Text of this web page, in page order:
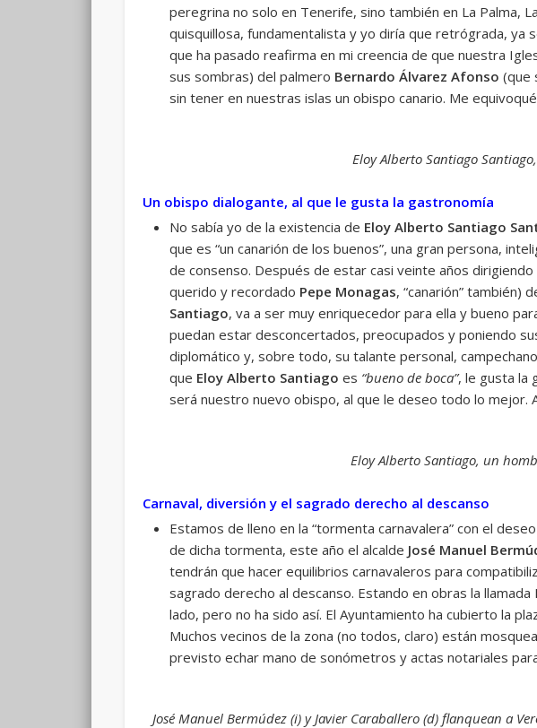
peregrina no solo en Tenerife, sino también en La Palma,
quisquillosa, fundamentalista y yo diría que retrógrada, ya
que ha pasado reafirma en mi creencia de que nuestra
sus sombras) del palmero Bernardo Álvarez Afonso (que
sin tener en nuestras islas un obispo canario. Me
Eloy Alberto Santiago
Un obispo dialogante, al que le gusta la gastronomía
No sabía yo de la existencia de Eloy Alberto Santiago
que es “un canarión de los buenos”, una gran persona,
de consenso. Después de estar casi veinte años
querido y recordado Pepe Monagas, “canarión” también)
Santiago, va a ser muy enriquecedor para ella y bueno
puedan estar desconcertados, preocupados y poniendo
diplomático y, sobre todo, su talante personal,
que Eloy Alberto Santiago es “bueno de boca”, le gusta la
será nuestro nuevo obispo, al que le deseo todo lo mejor.
Eloy Alberto Santiago, un
Carnaval, diversión y el sagrado derecho al descanso
Estamos de lleno en la “tormenta carnavalera” con el
de dicha tormenta, este año el alcalde José Manuel
tendrán que hacer equilibrios carnavaleros para
sagrado derecho al descanso. Estando en obras la
lado, pero no ha sido así. El Ayuntamiento ha cubierto la
Muchos vecinos de la zona (no todos, claro) están
previsto echar mano de sonómetros y actas notariales
José Manuel Bermúdez (i) y Javier Caraballero (d) flanquean a